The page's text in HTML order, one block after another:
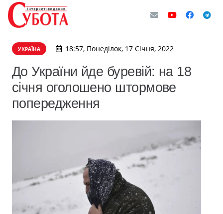
УКРАЇНА 18:57, Понеділок, 17 Січня, 2022
До України йде буревій: на 18
січня оголошено штормове
попередження